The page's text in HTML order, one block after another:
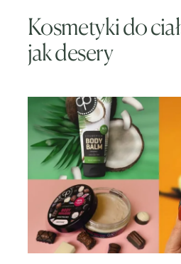
Kosmetyki do
jak desery